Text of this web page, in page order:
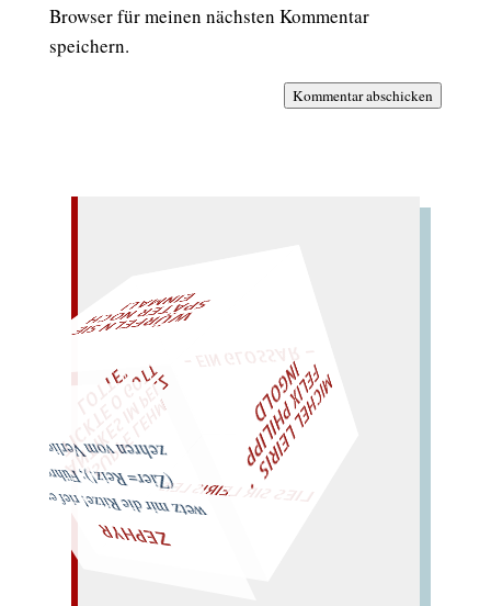
Browser für meinen nächsten Kommentar
speichern.
Kommentar abschicken
„
S
U
P
P
E
L
E
H
M
A
N
T
I
K
E
S
I
M
P
E
L
Z
T
I
C
K
T
E
O
G
O
T
T
L
O
T
T
E
"
ZEPHYR
wetz mir die Ritze! rief er; (Zier= Reiz!); Führer
zehren vom Verlieren... M
I
C
H
E
L
L
E
I
R
I
S
・
F
E
L
I
X
P
H
I
L
I
P
P
I
N
G
O
L
D
LIES SIR LEIRIS LEIS
L!